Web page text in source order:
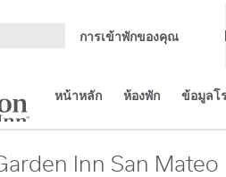
การเข้าพักของคุณ
หน้าหลัก ห้องพัก ข้อมูลโ
Inn San Mateo